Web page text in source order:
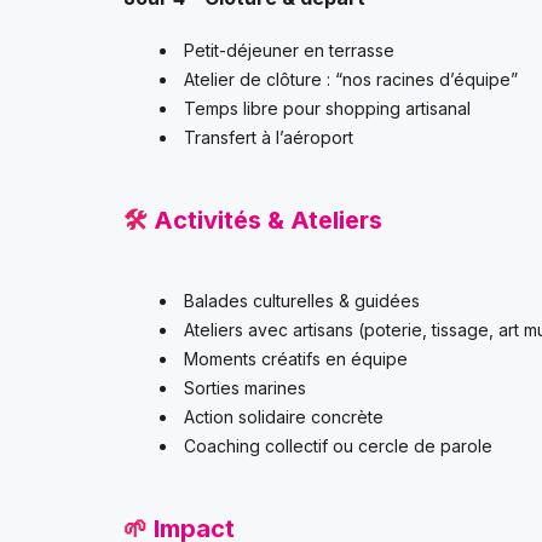
Petit-déjeuner en terrasse
Atelier de clôture : “nos racines d’équipe”
Temps libre pour shopping artisanal
Transfert à l’aéroport
🛠️ Activités & Ateliers
Balades culturelles & guidées
Ateliers avec artisans (poterie, tissage, art
Moments créatifs en équipe
Sorties marines
Action solidaire concrète
Coaching collectif ou cercle de parole
🌱 Impact